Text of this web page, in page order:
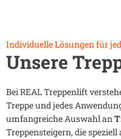
Individuelle Lösungen für
Unsere
Bei REAL Treppenlift
Treppe und jedes
umfangreiche Auswahl an
Treppensteigern, die